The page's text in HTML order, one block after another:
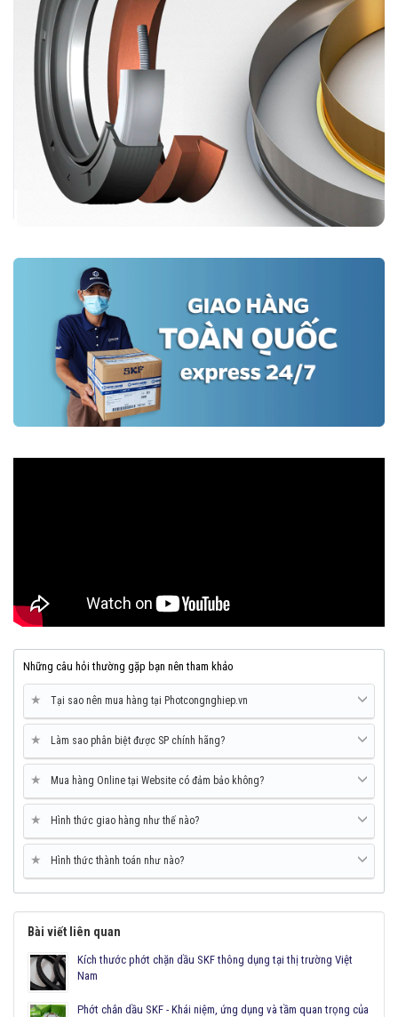
Những câu hỏi thường gặp bạn nên tham khảo
★ Tại sao nên mua hàng tại Photcongnghiep.vn
★ Làm sao phân biệt được SP chính hãng?
★ Mua hàng Online tại Website có đảm bảo không?
★ Hình thức giao hàng như thế nào?
★ Hình thức thành toán như nào?
Bài viết liên quan
Kích thước phớt chặn dầu SKF thông dụng tại thị trường Việt
Nam
Phớt chắn dầu SKF - Khái niệm, ứng dụng và tầm quan trọng của